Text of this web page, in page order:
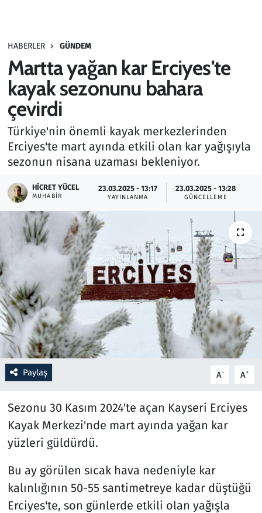
HABERLER GÜNDEM
Martta yağan kar Erciyes'te
kayak sezonunu bahara
çevirdi
Türkiye'nin önemli kayak merkezlerinden
Erciyes'te mart ayında etkili olan kar yağışıyla
sezonun nisana uzaması bekleniyor.
HICRET YÜCEL
MUHABIR
23.03.2025 - 13:17
YAYINLANMA
23.03.2025 - 13:28
GÜNCELLEME
Paylaş A- A+
Sezonu 30 Kasım 2024'te açan Kayseri Erciyes
Kayak Merkezi'nde mart ayında yağan kar
yüzleri güldürdü.
Bu ay görülen sıcak hava nedeniyle kar
kalınlığının 50-55 santimetreye kadar düştüğü
Erciyes'te, son günlerde etkili olan yağışla
Haber
Kültür Sanat
Kurumsal Haberler
Lezzet Durağı
Memur ve Kamu
Otomobil
Oyun
Ramazan
Resmi İlanlar
Rüya Tabirleri
Sağlık
Savunma Sanayi
Seçim 2023
Spor
Teknoloji ve Bilim
Televizyon